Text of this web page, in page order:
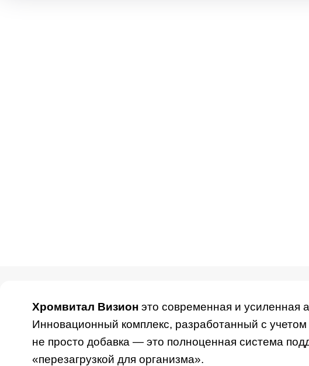
Хромвитал Визионэто современная и усиленная
Инновационный комплекс, разработанный с
не просто добавка — это полноценная система
«перезагрузкой для организма».